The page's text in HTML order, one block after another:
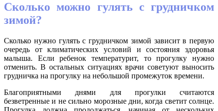
Сколько можно гулять с грудничком
зимой?
Сколько нужно гулять с грудничком зимой зависит в первую
очередь от климатических условий и состояния здоровья
малыша. Если ребенок температурит, то прогулку нужно
отменить. В остальных ситуациях врачи советуют выносить
грудничка на прогулку на небольшой промежуток времени.
Благоприятными днями для прогулки считаются
безветренные и не сильно морозные дни, когда светит солнце.